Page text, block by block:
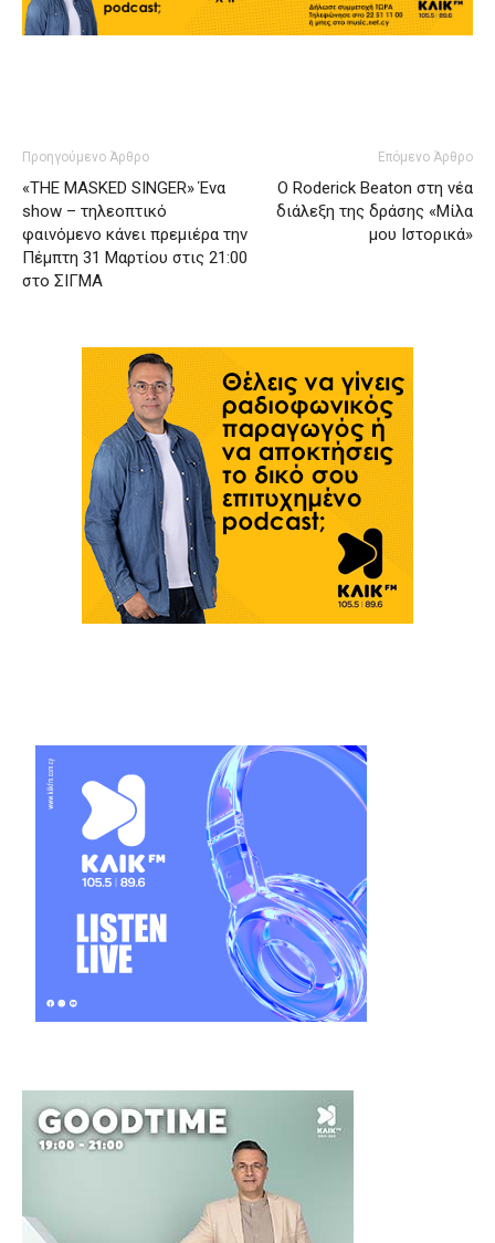
Προηγούμενο Άρθρο
«ΤHE MASKED SINGER» Ένα
show – τηλεοπτικό
φαινόμενο κάνει πρεμιέρα την
Πέμπτη 31 Μαρτίου στις 21:00
στο ΣΙΓΜΑ
Επόμενο Άρθρο
Ο Roderick Beaton στη νέα
διάλεξη της δράσης «Μίλα
μου Ιστορικά»